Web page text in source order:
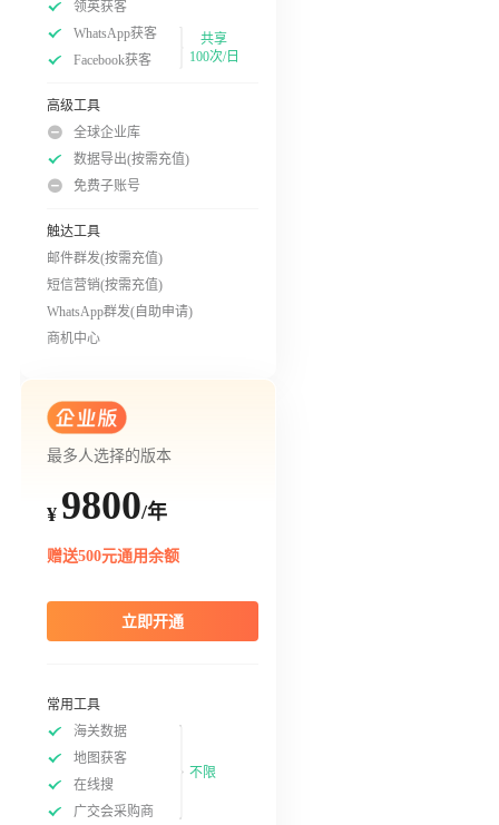
领英获客
WhatsApp获客
Facebook获客
共享
100次/日
高级工具
全球企业库
数据导出(按需充值)
免费子账号
触达工具
邮件群发(按需充值)
短信营销(按需充值)
WhatsApp群发(自助申请)
商机中心
最多人选择的版本
¥ 9800/年
赠送500元通用余额
立即开通
常用工具
海关数据
地图获客
在线搜
广交会采购商
不限